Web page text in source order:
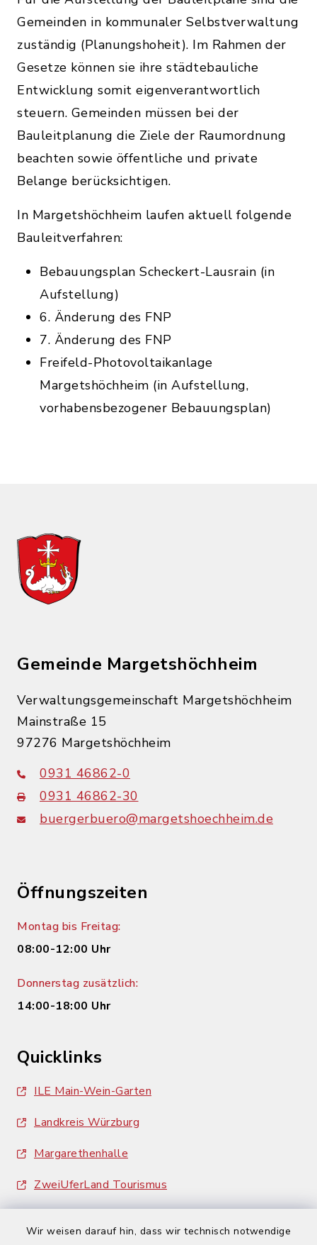
Wir weisen darauf hin, dass wir technisch notwendige
Gemeinden in kommunaler Selbstverwaltung
zuständig (Planungshoheit). Im Rahmen der
Gesetze können sie ihre städtebauliche
Entwicklung somit eigenverantwortlich
steuern. Gemeinden müssen bei der
Bauleitplanung die Ziele der Raumordnung
beachten sowie öffentliche und private
Belange berücksichtigen.
In Margetshöchheim laufen aktuell folgende
Bauleitverfahren:
Bebauungsplan Scheckert-Lausrain (in
Aufstellung)
6. Änderung des FNP
7. Änderung des FNP
Freifeld-Photovoltaikanlage
Margetshöchheim (in Aufstellung,
vorhabensbezogener Bebauungsplan)
Gemeinde Margetshöchheim
Verwaltungsgemeinschaft Margetshöchheim
Mainstraße 15
97276 Margetshöchheim
0931 46862-0
0931 46862-30
buergerbuero@margetshoechheim.de
Öffnungszeiten
Montag bis Freitag:
08:00-12:00 Uhr
Donnerstag zusätzlich:
14:00-18:00 Uhr
Quicklinks
ILE Main-Wein-Garten
Landkreis Würzburg
Margarethenhalle
ZweiUferLand Tourismus